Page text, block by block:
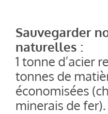
Sauvegarder
naturelles :
1 tonne d’acier
tonnes de
économisées
minerais de fer).